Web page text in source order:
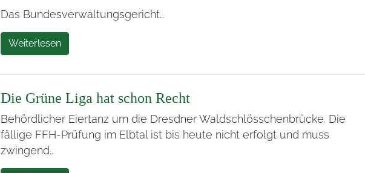
Das Bundesverwaltungsgericht…
Weiterlesen
Die Grüne Liga hat schon Recht
Behördlicher Eiertanz um die Dresdner Waldschlösschenbrücke. Die
fällige FFH-Prüfung im Elbtal ist bis heute nicht erfolgt und muss
zwingend…